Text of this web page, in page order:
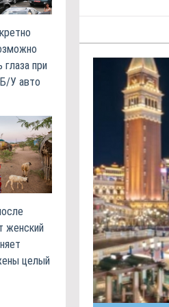
при
У авто
женский
целый